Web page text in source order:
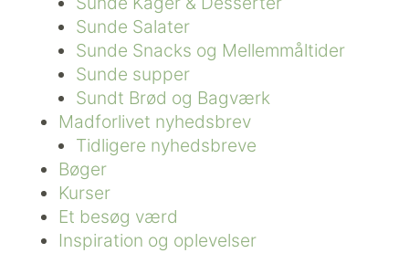
Sunde Salater
Sunde Snacks og Mellemmåltider
Sunde supper
Sundt Brød og Bagværk
Madforlivet nyhedsbrev
Tidligere nyhedsbreve
Bøger
Kurser
Et besøg værd
Inspiration og oplevelser